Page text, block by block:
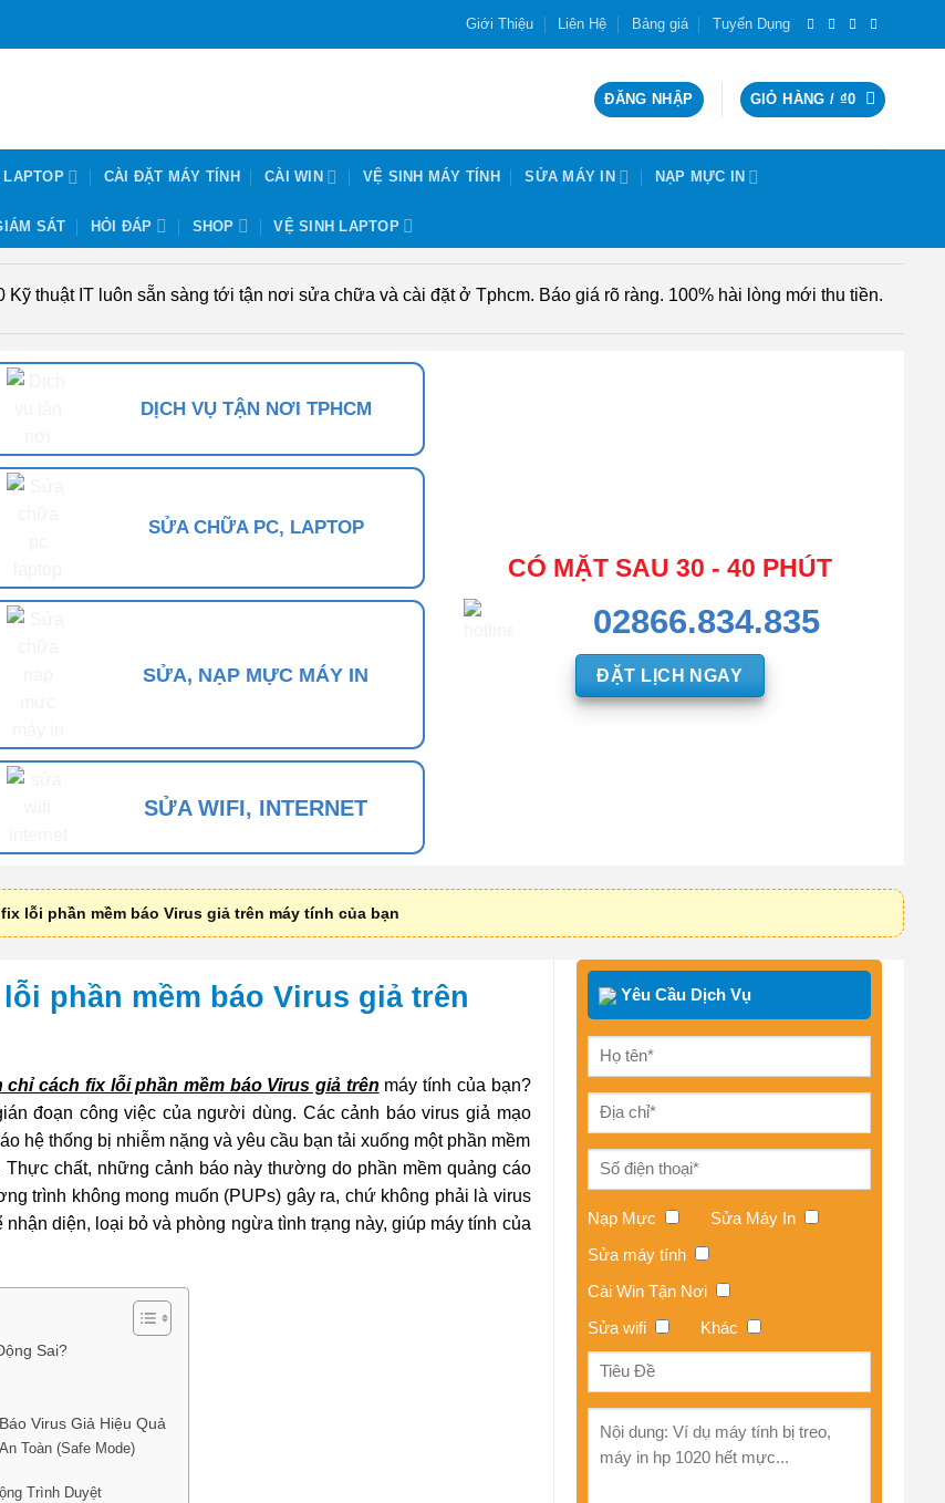
Giới Thiệu Liên Hệ Bảng giá Tuyển Dụng
ĐĂNG NHẬP GIỎ HÀNG / ₫0
CÀI ĐẶT MÁY TÍNH CÀI WIN VỆ SINH MÁY TÍNH SỬA MÁY IN NẠP MỰC IN
SÁT HỎI ĐÁP SHOP VỆ SINH LAPTOP
thuật IT luôn sẵn sàng tới tận nơi sửa chữa và cài đặt ở Tphcm. Báo giá rõ ràng. 100% hài lòng mới thu tiền.
DỊCH VỤ TẬN NƠI TPHCM
SỬA CHỮA PC, LAPTOP
SỬA, NẠP MỰC MÁY IN
SỬA WIFI, INTERNET
CÓ MẶT SAU 30 - 40 PHÚT
02866.834.835
ĐẶT LỊCH NGAY
lỗi phần mềm báo Virus giả trên máy tính của bạn
phần mềm báo Virus giả trên
chỉ cách fix lỗi phần mềm báo Virus giả trên máy tính của bạn?
đoạn công việc của người dùng. Các cảnh báo virus giả mạo
hệ thống bị nhiễm nặng và yêu cầu bạn tải xuống một phần mềm
Thực chất, những cảnh báo này thường do phần mềm quảng cáo
trình không mong muốn (PUPs) gây ra, chứ không phải là virus
diện, loại bỏ và phòng ngừa tình trạng này, giúp máy tính của
Sai?
Virus Giả Hiệu Quả
Toàn (Safe Mode)
Trình Duyệt
Yêu Cầu Dịch Vụ
Nạp Mực
Sửa Máy In
Sửa máy tính
Cài Win Tận Nơi
Sửa wifi
Khác